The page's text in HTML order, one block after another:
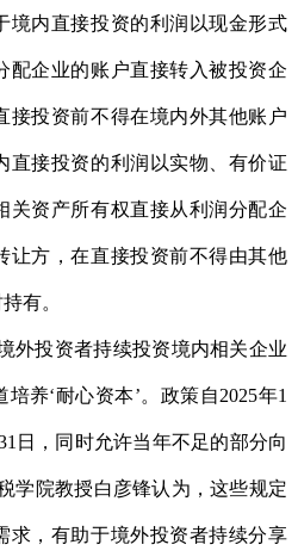
境内直接投资的利润以现金形式
配企业的账户直接转入被投资企
接投资前不得在境内外其他账户
直接投资的利润以实物、有价证
关资产所有权直接从利润分配企
让方，在直接投资前不得由其他
有。
外投资者持续投资境内相关企业
养‘耐心资本’。政策自2025年1
日，同时允许当年不足的部分向
学院教授白彦锋认为，这些规定
求，有助于境外投资者持续分享